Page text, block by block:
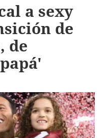
a sexy
de
de